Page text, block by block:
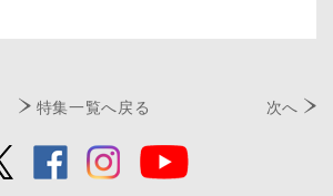
特集一覧へ戻る 次へ